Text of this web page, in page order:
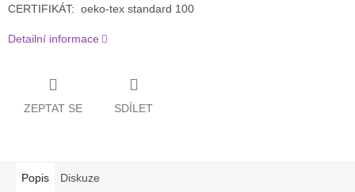
CERTIFIKÁT: oeko-tex standard 100
Detailní informace
ZEPTAT SE SDÍLET
Popis Diskuze